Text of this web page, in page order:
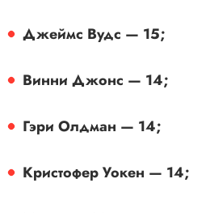
Джеймс Вудс — 15;
Винни Джонс — 14;
Гэри Олдман — 14;
Кристофер Уокен — 14;